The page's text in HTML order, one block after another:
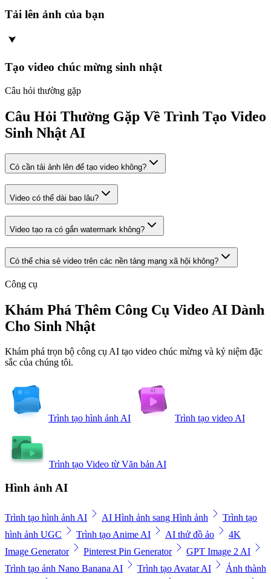
Tải lên ảnh của bạn
Tạo video chúc mừng sinh nhật
Câu hỏi thường gặp
Câu Hỏi Thường Gặp Về Trình Tạo Video
Sinh Nhật AI
Có cần tải ảnh lên để tạo video không?
Video có thể dài bao lâu?
Video tạo ra có gắn watermark không?
Có thể chia sẻ video trên các nền tảng mạng xã hội không?
Công cụ
Khám Phá Thêm Công Cụ Video AI Dành
Cho Sinh Nhật
Khám phá trọn bộ công cụ AI tạo video chúc mừng và kỷ niệm đặc
sắc của chúng tôi.
Trình tạo hình ảnh AI Trình tạo video AI
Trình tạo Video từ Văn bản AI
Hình ảnh AI
Trình tạo hình ảnh AI AI Hình ảnh sang Hình ảnh
Trình tạo
hình ảnh UGC
Trình tạo Anime AI AI thử đồ ảo
4K
Image Generator
Pinterest Pin Generator
GPT Image 2 AI
Trình tạo ảnh Nano Banana AI
Trình tạo Avatar AI
Ảnh thành